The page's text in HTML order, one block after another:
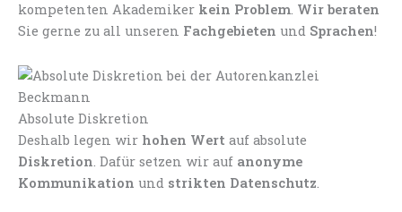
kompetenten Akademiker kein Problem. Wir beraten
Sie gerne zu all unseren Fachgebieten und Sprachen!
Absolute Diskretion
Deshalb legen wir hohen Wert auf absolute
Diskretion. Dafür setzen wir auf anonyme
Kommunikation und strikten Datenschutz.